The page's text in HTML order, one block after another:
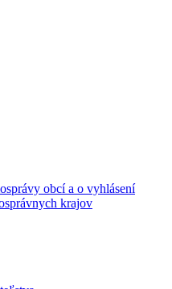
obcí a o vyhlásení
krajov